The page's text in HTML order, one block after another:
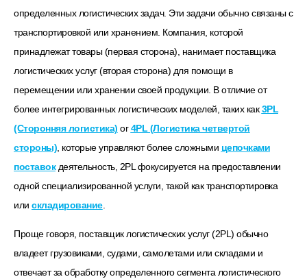
определенных логистических задач. Эти задачи обычно связаны с
транспортировкой или хранением. Компания, которой
принадлежат товары (первая сторона), нанимает поставщика
логистических услуг (вторая сторона) для помощи в
перемещении или хранении своей продукции. В отличие от
более интегрированных логистических моделей, таких как3PL
(Сторонняя логистика) or4PL (Логистика четвертой
стороны) , которые управляют более сложными цепочками
поставокдеятельность, 2PL фокусируется на предоставлении
одной специализированной услуги, такой как транспортировка
или складирование.
Проще говоря, поставщик логистических услуг (2PL) обычно
владеет грузовиками, судами, самолетами или складами и
отвечает за обработку определенного сегмента логистического